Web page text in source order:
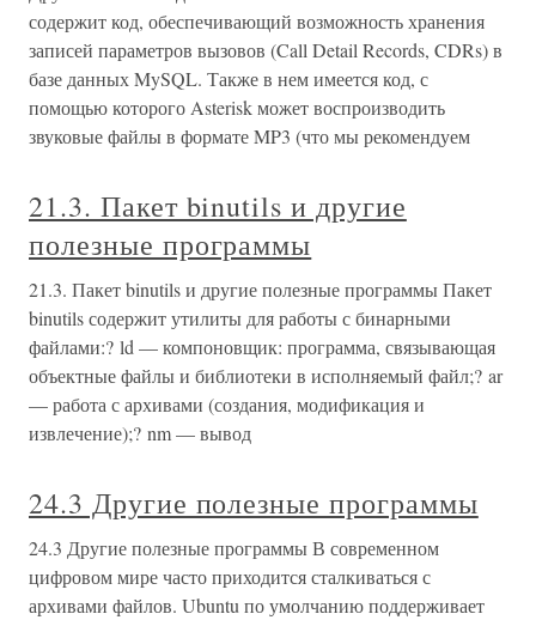
содержит код, обеспечивающий возможность хранения
записей параметров вызовов (Call Detail Records, CDRs) в
базе данных MySQL. Также в нем имеется код, с
помощью которого Asterisk может воспроизводить
звуковые файлы в формате MP3 (что мы рекомендуем
21.3. Пакет binutils и другие
полезные программы
21.3. Пакет binutils и другие полезные программы Пакет
binutils содержит утилиты для работы с бинарными
файлами:? ld — компоновщик: программа, связывающая
объектные файлы и библиотеки в исполняемый файл;? ar
— работа с архивами (создания, модификация и
извлечение);? nm — вывод
24.3 Другие полезные программы
24.3 Другие полезные программы В современном
цифровом мире часто приходится сталкиваться с
архивами файлов. Ubuntu по умолчанию поддерживает